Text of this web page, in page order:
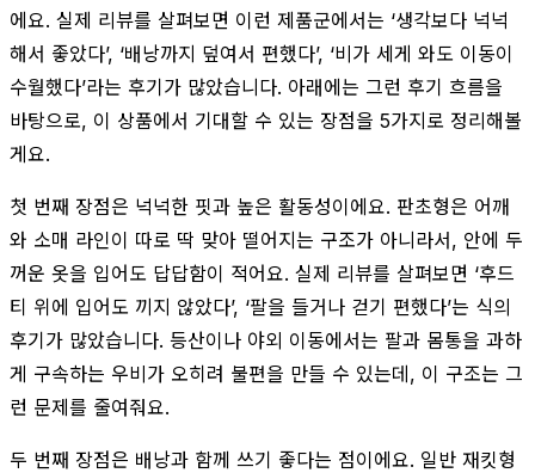
에요. 실제 리뷰를 살펴보면 이런 제품군에서는 ‘생각보다 넉넉
해서 좋았다’, ‘배낭까지 덮여서 편했다’, ‘비가 세게 와도 이동이
수월했다’라는 후기가 많았습니다. 아래에는 그런 후기 흐름을
바탕으로, 이 상품에서 기대할 수 있는 장점을 5가지로 정리해볼
게요.
첫 번째 장점은 넉넉한 핏과 높은 활동성이에요. 판초형은 어깨
와 소매 라인이 따로 딱 맞아 떨어지는 구조가 아니라서, 안에 두
꺼운 옷을 입어도 답답함이 적어요. 실제 리뷰를 살펴보면 ‘후드
티 위에 입어도 끼지 않았다’, ‘팔을 들거나 걷기 편했다’는 식의
후기가 많았습니다. 등산이나 야외 이동에서는 팔과 몸통을 과하
게 구속하는 우비가 오히려 불편을 만들 수 있는데, 이 구조는 그
런 문제를 줄여줘요.
두 번째 장점은 배낭과 함께 쓰기 좋다는 점이에요. 일반 재킷형